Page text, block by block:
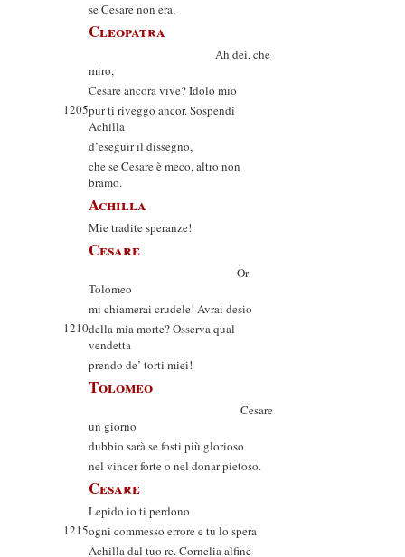
se Cesare non era.
Cleopatra
Ah dei, che
miro,
Cesare ancora vive? Idolo mio
1205pur ti riveggo ancor. Sospendi
Achilla
d’eseguir il dissegno,
che se Cesare è meco, altro non
bramo.
Achilla
Mie tradite speranze!
Cesare
Or
Tolomeo
mi chiamerai crudele! Avrai desio
1210della mia morte? Osserva qual
vendetta
prendo de’ torti miei!
Tolomeo
Cesare
un giorno
dubbio sarà se fosti più glorioso
nel vincer forte o nel donar pietoso.
Cesare
Lepido io ti perdono
1215ogni commesso errore e tu lo spera
Achilla dal tuo re. Cornelia alfine